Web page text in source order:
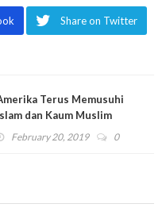
Share on Twitter
Terus Memusuhi
dan Kaum Muslim
February 20, 2019 0